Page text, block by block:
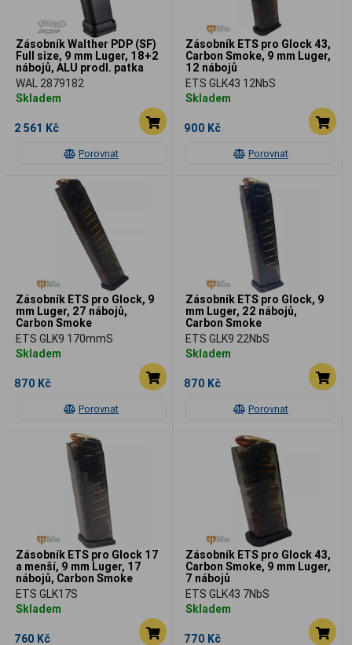
Porovnat
Zásobník Walther PDP (SF)
Full size, 9 mm Luger, 18+2
nábojů, ALU prodl. patka
WAL 2879182
Skladem
2 561 Kč
Porovnat
Zásobník ETS pro Glock 43,
Carbon Smoke, 9 mm Luger,
12 nábojů
ETS GLK43 12NbS
Skladem
900 Kč
Porovnat
Zásobník ETS pro Glock, 9
mm Luger, 27 nábojů,
Carbon Smoke
ETS GLK9 170mmS
Skladem
870 Kč
Porovnat
Zásobník ETS pro Glock, 9
mm Luger, 22 nábojů,
Carbon Smoke
ETS GLK9 22NbS
Skladem
870 Kč
Zásobník ETS pro Glock 17
a menší, 9 mm Luger, 17
nábojů, Carbon Smoke
ETS GLK17S
Skladem
760 Kč
Zásobník ETS pro Glock 43,
Carbon Smoke, 9 mm Luger,
7 nábojů
ETS GLK43 7NbS
Skladem
770 Kč